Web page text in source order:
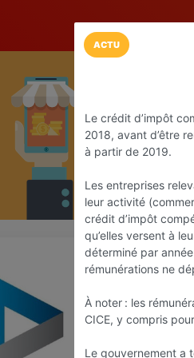
ACTU
Le crédit d’impôt
2018, avant d’être
à partir de 2019.
Les entreprises
leur activité
crédit d’impôt
qu’elles versent à
déterminé par
rémunérations ne
À noter : les
CICE, y compris
Le gouvernement a